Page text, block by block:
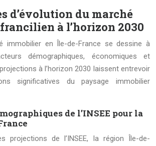
d’évolution du marché
à l’horizon 2030
immobilier en Île-de-France se dessine à
démographiques, économiques et
à l’horizon 2030 laissent entrevoir
significatives du paysage immobilier
de l’INSEE pour la
projections de l’INSEE, la région Île-de-